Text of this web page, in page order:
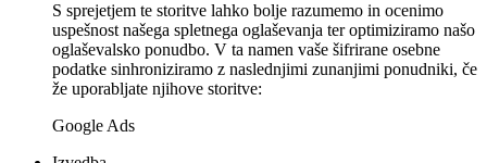
S sprejetjem te storitve lahko bolje razumemo in ocenimo
uspešnost našega spletnega oglaševanja ter optimiziramo našo
oglaševalsko ponudbo. V ta namen vaše šifrirane osebne
podatke sinhroniziramo z naslednjimi zunanjimi ponudniki, če
že uporabljate njihove storitve:
Google Ads